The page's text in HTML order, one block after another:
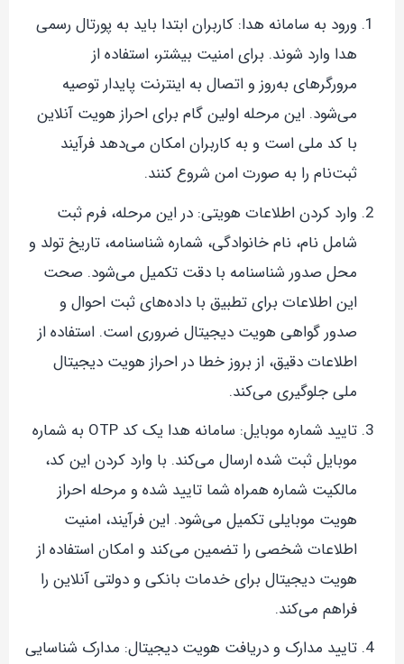
ورود به سامانه هدا: کاربران ابتدا باید به پورتال رسمی
هدا وارد شوند. برای امنیت بیشتر، استفاده از
مرورگرهای به‌روز و اتصال به اینترنت پایدار توصیه
می‌شود. این مرحله اولین گام برای احراز هویت آنلاین
با کد ملی است و به کاربران امکان می‌دهد فرآیند
ثبت‌نام را به صورت امن شروع کنند.
وارد کردن اطلاعات هویتی: در این مرحله، فرم ثبت
شامل نام، نام خانوادگی، شماره شناسنامه، تاریخ تولد و
محل صدور شناسنامه با دقت تکمیل می‌شود. صحت
این اطلاعات برای تطبیق با داده‌های ثبت احوال و
صدور گواهی هویت دیجیتال ضروری است. استفاده از
اطلاعات دقیق، از بروز خطا در احراز هویت دیجیتال
ملی جلوگیری می‌کند.
تایید شماره موبایل: سامانه هدا یک کد OTP به شماره
موبایل ثبت شده ارسال می‌کند. با وارد کردن این کد،
مالکیت شماره همراه شما تایید شده و مرحله احراز
هویت موبایلی تکمیل می‌شود. این فرآیند، امنیت
اطلاعات شخصی را تضمین می‌کند و امکان استفاده از
هویت دیجیتال برای خدمات بانکی و دولتی آنلاین را
فراهم می‌کند.
تایید مدارک و دریافت هویت دیجیتال: مدارک شناسایی